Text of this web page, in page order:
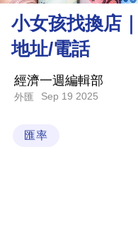
理
財
商
業
科
小女孩找換店
地址/電話
經濟一週編輯部
外匯 Sep 19 2025
匯率